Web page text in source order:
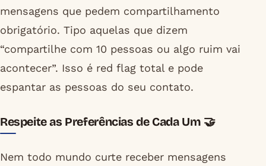
mensagens que pedem compartilhamento
obrigatório. Tipo aquelas que dizem
“compartilhe com 10 pessoas ou algo ruim vai
acontecer”. Isso é red flag total e pode
espantar as pessoas do seu contato.
Respeite as Preferências de Cada Um 🤝
Nem todo mundo curte receber mensagens